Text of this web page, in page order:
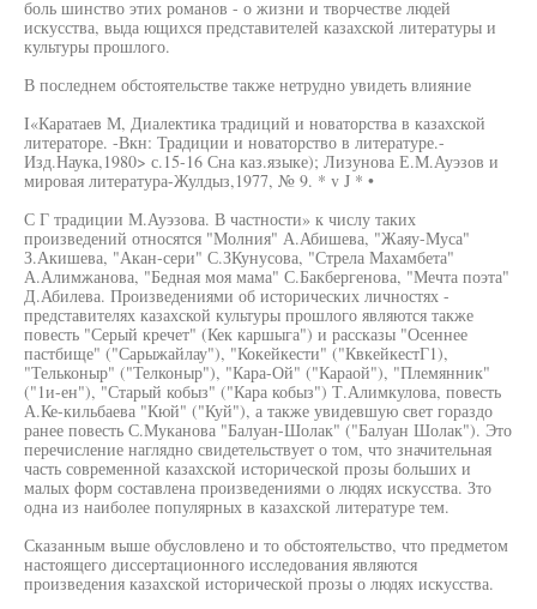
боль шинство этих романов - о жизни и творчестве людей
искусства, выда ющихся представителей казахской литературы и
культуры прошлого.
В последнем обстоятельстве также нетрудно увидеть влияние
I«Каратаев М, Диалектика традиций и новаторства в казахской
литераторе. -Вкн: Традиции и новаторство в литературе.-
Изд.Наука,1980> с.15-16 Сна каз.языке); Лизунова Е.М.Ауэзов и
мировая литература-Жулдыз,1977, № 9. * v J * •
С Г традиции М.Ауэзова. В частности» к числу таких
произведений относятся "Молния" А.Абишева, "Жаяу-Муса"
З.Акишева, "Акан-сери" С.ЗКунусова, "Стрела Махамбета"
А.Алимжанова, "Бедная моя мама" С.Бакбергенова, "Мечта поэта"
Д.Абилева. Произведениями об исторических личностях -
представителях казахской культуры прошлого являются также
повесть "Серый кречет" (Кек каршыга") и рассказы "Осеннее
пастбище" ("Сарыжайлау"), "Кокейкести" ("КвкейкестГ1),
"Тельконыр" ("Телконыр"), "Кара-Ой" ("Караой"), "Племянник"
("1и-ен"), "Старый кобыз" ("Кара кобыз") Т.Алимкулова, повесть
А.Ке-кильбаева "Кюй" ("Куй"), а также увидевшую свет гораздо
ранее повесть С.Муканова "Балуан-Шолак" ("Балуан Шолак"). Это
перечисление наглядно свидетельствует о том, что значительная
часть современной казахской исторической прозы больших и
малых форм составлена произведениями о людях искусства. Зто
одна из наиболее популярных в казахской литературе тем.
Сказанным выше обусловлено и то обстоятельство, что предметом
настоящего диссертационного исследования являются
произведения казахской исторической прозы о людях искусства.